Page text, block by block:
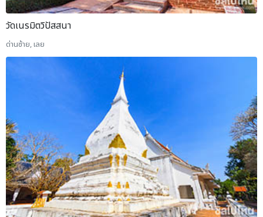
วัดเนรมิตวิปัสสนา
ด่านซ้าย, เลย